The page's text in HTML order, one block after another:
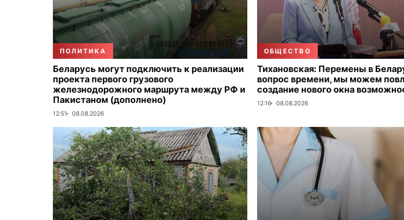
ПОЛИТИКА
Беларусь могут подключить к реализации
проекта первого грузового
железнодорожного маршрута между РФ и
Пакистаном (дополнено)
12:51 08.08.2026
ОБЩЕСТВО
Тихановская: Перемены в
вопрос времени, мы можем
создание нового окна
12:16 08.08.2026